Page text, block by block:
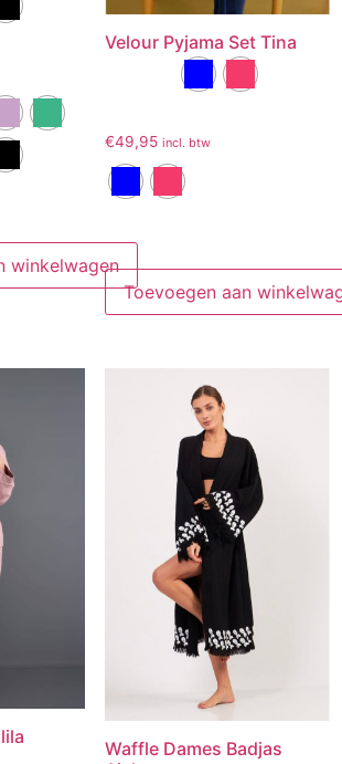
winkelwagen
Velour Pyjama Set Tina
€49,95 incl. btw
Toevoegen aan
Waffle Dames Badjas